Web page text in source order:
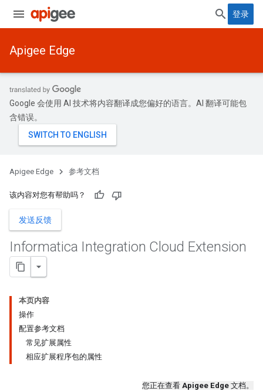
登录
Apigee Edge
Google 会使用 AI 技术将内容翻译成您偏好的语言。AI 翻译可能包
含错误。
Apigee Edge 参考文档
该内容对您有帮助吗？
发送反馈
Informatica Integration Cloud Extension
本页内容
操作
配置参考文档
常见扩展属性
相应扩展程序包的属性
您正在查看 Apigee Edge 文档。